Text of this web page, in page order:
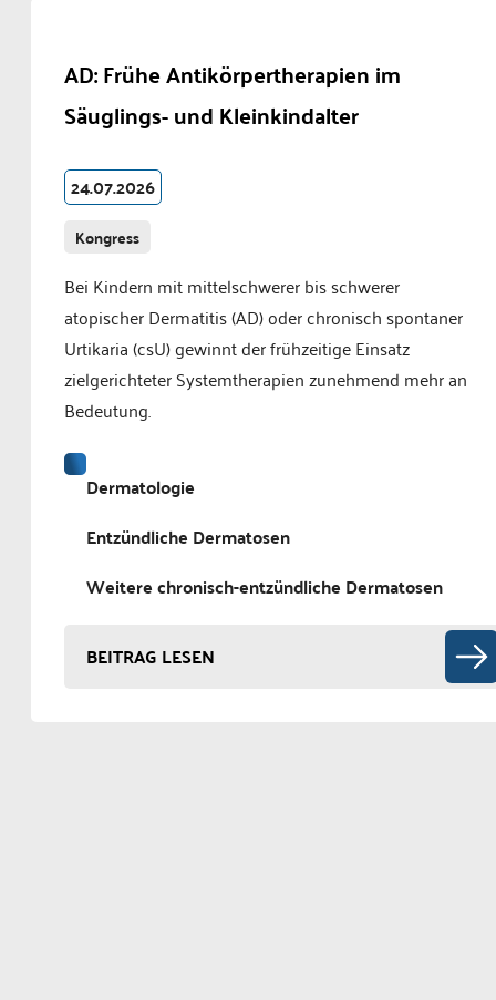
AD: Frühe Antikörpertherapien im
Säuglings- und Kleinkindalter
24.07.2026
Kongress
Bei Kindern mit mittelschwerer bis schwerer
atopischer Dermatitis (AD) oder chronisch spontaner
Urtikaria (csU) gewinnt der frühzeitige Einsatz
zielgerichteter Systemtherapien zunehmend mehr an
Bedeutung.
Dermatologie
Entzündliche Dermatosen
Weitere chronisch-entzündliche Dermatosen
BEITRAG LESEN